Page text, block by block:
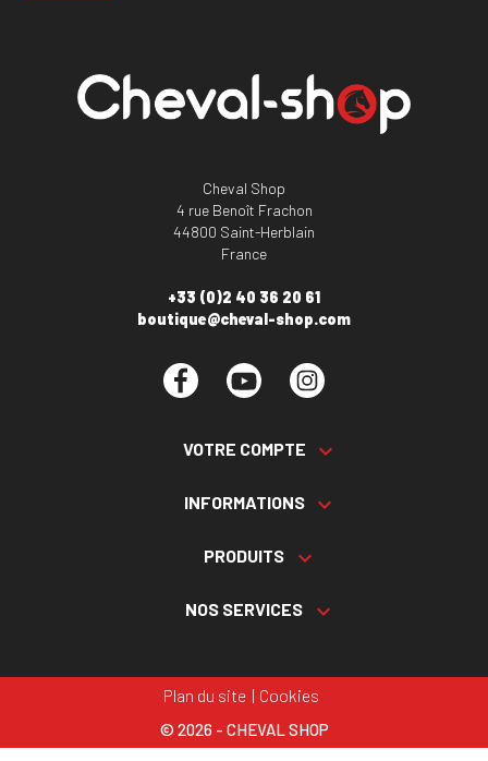
Cheval Shop
4 rue Benoît Frachon
44800 Saint-Herblain
France
+33 (0)2 40 36 20 61
boutique@cheval-shop.com
Facebook YouTube
VOTRE COMPTE 
INFORMATIONS 
PRODUITS 
NOS SERVICES 
Plan du site Cookies
© 2026 - CHEVAL SHOP